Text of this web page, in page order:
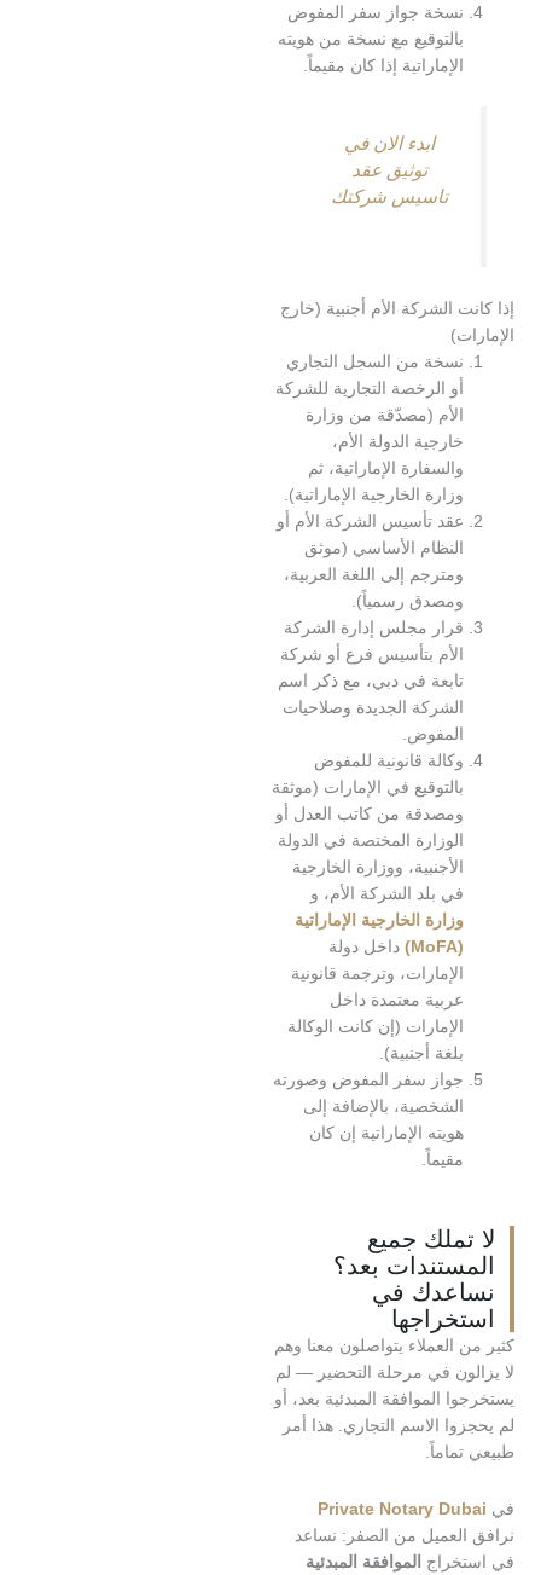
جواز سفر المفوض
مع نسخة من هويته
إذا كان مقيماً.
ابدء الان في
تاسيس شركتك
الشركة الأم أجنبية (خارج
من السجل التجاري
الرخصة التجارية للشركة
(مصدّقة من وزارة
الدولة الأم،
الإماراتية، ثم
الخارجية الإماراتية).
تأسيس الشركة الأم أو
الأساسي (موثق
إلى اللغة العربية،
رسمياً).
مجلس إدارة الشركة
بتأسيس فرع أو شركة
في دبي، مع ذكر اسم
الجديدة وصلاحيات
قانونية للمفوض
في الإمارات (موثقة
من كاتب العدل أو
المختصة في الدولة
ووزارة الخارجية
بلد الشركة الأم، و
الخارجية الإماراتية
داخل دولة
وترجمة قانونية
معتمدة داخل
(إن كانت الوكالة
أجنبية).
سفر المفوض وصورته
بالإضافة إلى
الإماراتية إن كان
جميع
بعد؟
في
يتواصلون معنا وهم
في مرحلة التحضير — لم
الموافقة المبدئية بعد، أو
الاسم التجاري. هذا أمر
Private Notary
من الصفر: نساعد
الموافقة المبدئية